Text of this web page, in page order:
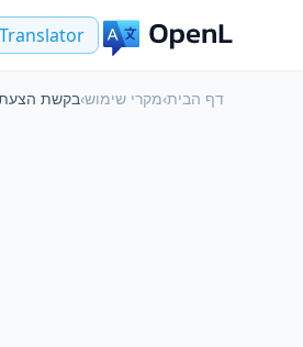
דף הבית›מקרי שימוש›בקשת